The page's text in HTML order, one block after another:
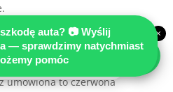
napraw
z rzeczywistym
części lub
umówiona to czerwona
auta? 📷 Wyślij
— sprawdzimy natychmiast
pomóc
×
Wyślij zdjęcia —
czy możemy